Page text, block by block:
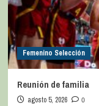
Femenino Selección
Reunión de familia
agosto 5, 2026 0